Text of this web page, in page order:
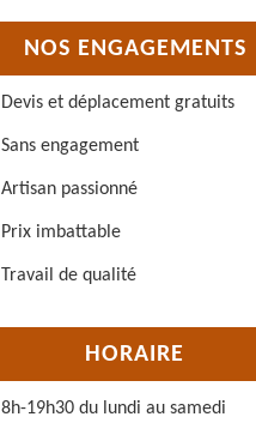
NOS ENGAGEMENTS
Devis et déplacement gratuits
Sans engagement
Artisan passionné
Prix imbattable
Travail de qualité
HORAIRE
8h-19h30 du lundi au samedi